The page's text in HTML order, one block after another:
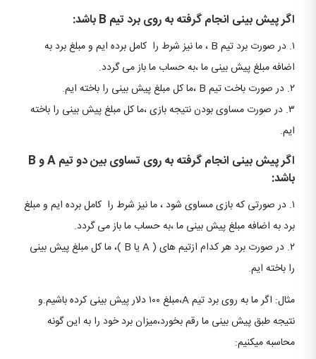
اگر پیش بینی انجام گرفته به روی برد تیم B باشد:
۱. در صورت برد تیم B ، ما نیز شرط را کامل برده ایم و مبلغ برد به
اضافه مبلغ پیش بینی ما ،به حساب ما باز می گردد.
۲. در صورت باخت تیم B ،ما کل مبلغ پیش بینی را باخته ایم.
۳. در صورت مساوی بودن نتیجه بازی ،ما کل مبلغ پیش بینی را باخته
ایم.
اگر پیش بینی انجام گرفته به روی تساوی بین دو تیم A و B
باشد:
۱. در صورتی که بازی مساوی شود ، ما نیز شرط را کامل برده ایم و مبلغ
برد به اضافه مبلغ پیش بینی ما ،به حساب ما باز می گردد.
۲. در صورت برد هر کدام ازتیم های ( A یا B )، ما کل مبلغ پیش بینی
را باخته ایم.
مثال: اگر ما به روی برد تیم A،مبلغ ۱۰۰ دلار پیش بینی کرده باشیم.و
نتیجه طبق پیش بینی ما رقم بخورد،میزان برد خود را به این گونه
محاسبه میکنیم: